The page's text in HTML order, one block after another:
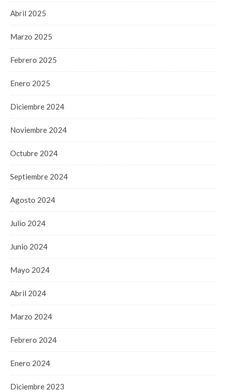
Abril 2025
Marzo 2025
Febrero 2025
Enero 2025
Diciembre 2024
Noviembre 2024
Octubre 2024
Septiembre 2024
Agosto 2024
Julio 2024
Junio 2024
Mayo 2024
Abril 2024
Marzo 2024
Febrero 2024
Enero 2024
Diciembre 2023